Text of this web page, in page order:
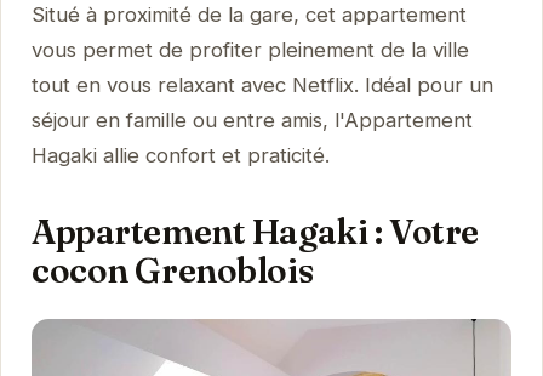
Situé à proximité de la gare, cet appartement
vous permet de profiter pleinement de la ville
tout en vous relaxant avec Netflix. Idéal pour un
séjour en famille ou entre amis, l'Appartement
Hagaki allie confort et praticité.
Appartement Hagaki : Votre
cocon Grenoblois